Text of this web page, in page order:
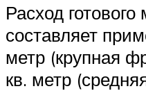
Расход
составляет
метр (крупная
кв. метр